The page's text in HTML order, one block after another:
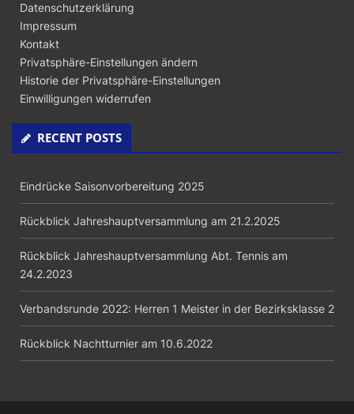
Datenschutzerklärung
Impressum
Kontakt
Privatsphäre-Einstellungen ändern
Historie der Privatsphäre-Einstellungen
Einwilligungen widerrufen
RECENT POSTS
Eindrücke Saisonvorbereitung 2025
Rückblick Jahreshauptversammlung am 21.2.2025
Rückblick Jahreshauptversammlung Abt. Tennis am
24.2.2023
Verbandsrunde 2022: Herren 1 Meister in der Bezirksklasse 2
Rückblick Nachtturnier am 10.6.2022